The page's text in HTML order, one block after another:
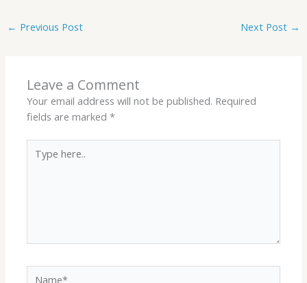
← Previous Post Next Post →
Leave a Comment
Your email address will not be published. Required
fields are marked*
here..